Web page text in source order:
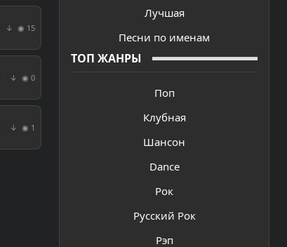
Лучшая
Песни по именам
ТОП ЖАНРЫ
Поп
Клубная
Шансон
Dance
Рок
Русский Рок
Рэп
↓ ◉ 15
↓ ◉ 0
↓ ◉ 1